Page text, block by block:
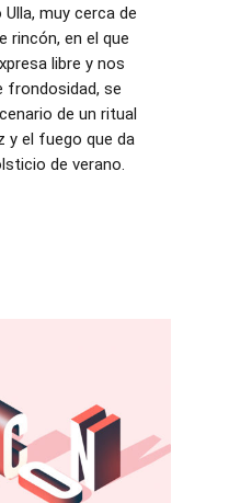
muy cerca de
rincón, en el que
libre y nos
frondosidad, se
de un ritual
y el fuego que da
de verano.